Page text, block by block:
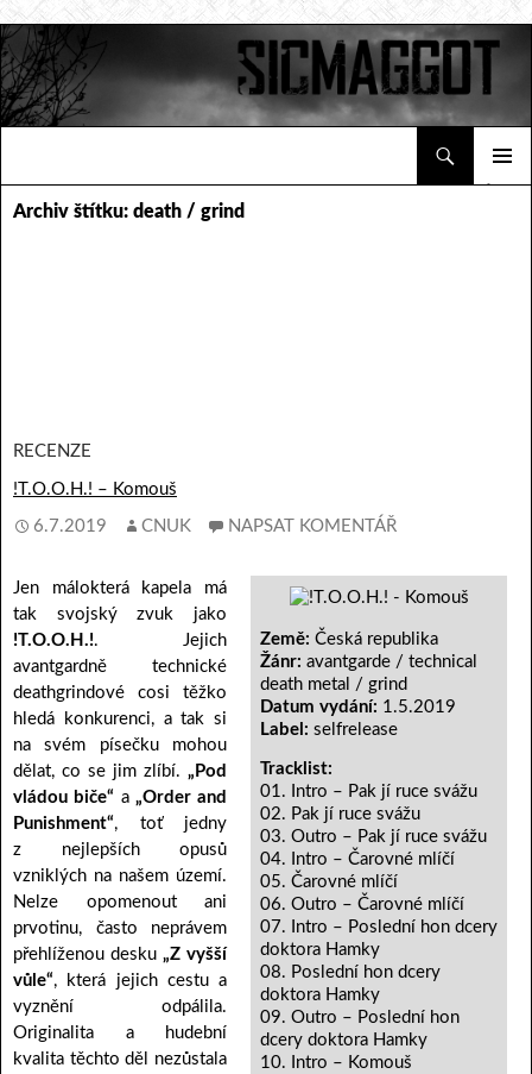
Archiv štítku: death / grind
RECENZE
!T.O.O.H.! – Komouš
6.7.2019 CNUK NAPSAT KOMENTÁŘ
Země: Česká republika
Žánr: avantgarde / technical
death metal / grind
Datum vydání: 1.5.2019
Label: selfrelease
Tracklist:
01. Intro – Pak jí ruce svážu
02. Pak jí ruce svážu
03. Outro – Pak jí ruce svážu
04. Intro – Čarovné mlíčí
05. Čarovné mlíčí
06. Outro – Čarovné mlíčí
07. Intro – Poslední hon dcery
doktora Hamky
08. Poslední hon dcery
doktora Hamky
09. Outro – Poslední hon
dcery doktora Hamky
10. Intro – Komouš
Jen málokterá kapela má
tak svojský zvuk jako
!T.O.O.H.!. Jejich
avantgardně technické
deathgrindové cosi těžko
hledá konkurenci, a tak si
na svém písečku mohou
dělat, co se jim zlíbí. „Pod
vládou biče“ a „Order and
Punishment“, toť jedny
z nejlepších opusů
vzniklých na našem území.
Nelze opomenout ani
prvotinu, často neprávem
přehlíženou desku „Z vyšší
vůle“, která jejich cestu a
vyznění odpálila.
Originalita a hudební
kvalita těchto děl nezůstala